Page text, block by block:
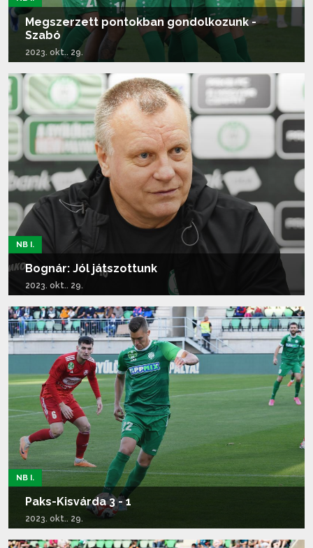
Megszerzett pontokban gondolkozunk -
Szabó
2023. okt.. 29.
Tovább olvasom...
NB I.
Bognár: Jól játszottunk
2023. okt.. 29.
Tovább olvasom...
NB I.
Paks-Kisvárda 3 - 1
2023. okt.. 29.
Tovább olvasom...